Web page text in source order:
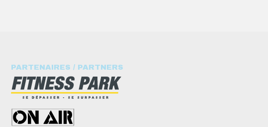
PARTENAIRES / PARTNERS